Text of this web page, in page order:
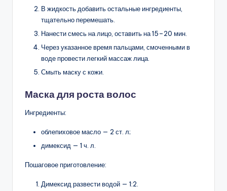
В жидкость добавить остальные ингредиенты,
тщательно перемешать.
Нанести смесь на лицо, оставить на 15–20 мин.
Через указанное время пальцами, смоченными в
воде провести легкий массаж лица.
Смыть маску с кожи.
Маска для роста волос
Ингредиенты:
облепиховое масло — 2 ст. л;
димексид — 1 ч. л.
Пошаговое приготовление:
Димексид развести водой — 1:2.